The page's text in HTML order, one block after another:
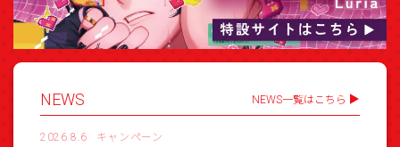
NEWS NEWS一覧はこちら
2026.8.6 キャンペーン